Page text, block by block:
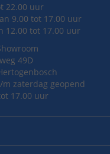
22.00 uur
9.00 tot 17.00 uur
12.00 tot 17.00 uur
49D
zaterdag geopend
17.00 uur